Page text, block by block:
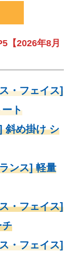
【2026年8月
・フェイス]
ト
斜め掛け シ
ンス] 軽量
・フェイス]
チ
・フェイス]